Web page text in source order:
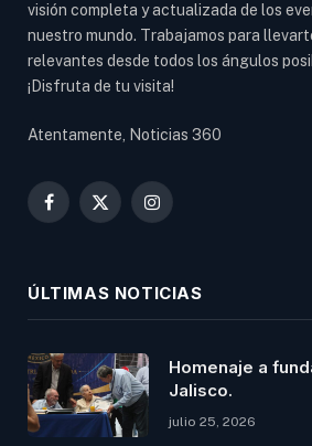
visión completa y actualizada de los
nuestro mundo. Trabajamos para
relevantes desde todos los ángulos
¡Disfruta de tu visita!
Atentamente, Noticias 360
Facebook
X
Instagram
ÚLTIMAS NOTICIAS
Homenaje a
Jalisco.
julio 25, 2026